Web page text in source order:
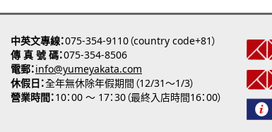
中英文專線 075-354-9110（country code+81）
傳 真 號 碼 075-354-8506
電郵 info@yumeyakata.com
休假日 全年無休除年假期間（12/31～1/3）
營業時間 10：00 ～ 17：30（最終入店時間16：00）